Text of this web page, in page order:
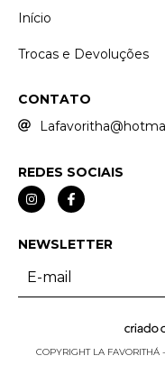
Início
Trocas e Devoluções
CONTATO
REDES SOCIAIS
NEWSLETTER
COPYRIGHT LA FAVORITHÁ